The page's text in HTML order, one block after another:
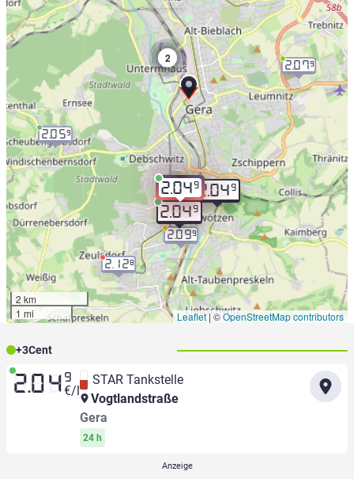
2.0492.049
2.049
2.079
2.128
2.099
2.059
2
2 km
1 mi
Leaflet |©OpenStreetMap contributors
+3Cent
2.04 9
€/l
STAR Tankstelle
Vogtlandstraße
Gera
24 h